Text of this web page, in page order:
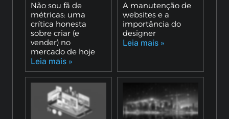
Não sou fã de
métricas: uma
crítica honesta
sobre criar (e
vender) no
mercado de hoje
Leia mais »
A manutenção de
websites e a
importância do
designer
Leia mais »